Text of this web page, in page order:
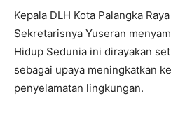
Kepala DLH Kota Palangka
Sekretarisnya Yuseran
Hidup Sedunia ini dirayakan
sebagai upaya meningkatkan
penyelamatan lingkungan.